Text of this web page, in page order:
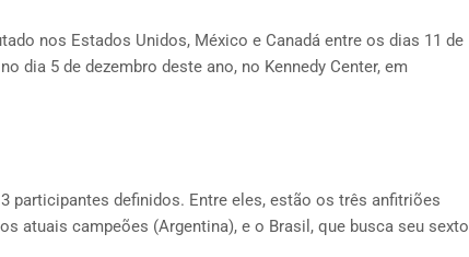
nos Estados Unidos, México e Canadá entre os dias 11 de
dia 5 de dezembro deste ano, no Kennedy Center, em
participantes definidos. Entre eles, estão os três anfitriões
atuais campeões (Argentina), e o Brasil, que busca seu sexto